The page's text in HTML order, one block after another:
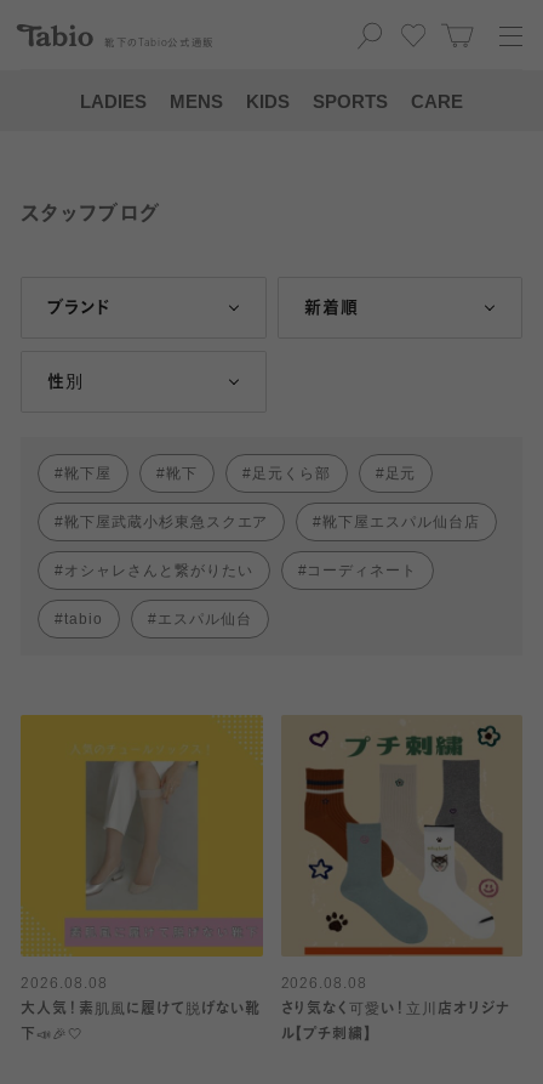
靴下の Tabio 公式通販
LADIES MENS KIDS SPORTS CARE
スタッフブログ
ブランド 新着順
性別
靴下屋 靴下 足元くら部 足元
靴下屋武蔵小杉東急スクエア 靴下屋エスパル仙台店
オシャレさんと繋がりたい コーディネート
tabio エスパル仙台
2026.08.08
大人気！素肌風に履けて脱げない靴
下📣🎉🤍
2026.08.08
さり気なく可愛い！立川店オリジナ
ル【プチ刺繍】